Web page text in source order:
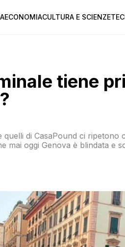
ECONOMIACULTURA E SCIENZE
tiene
quelli di CasaPound ci
mai oggi Genova è blindata e